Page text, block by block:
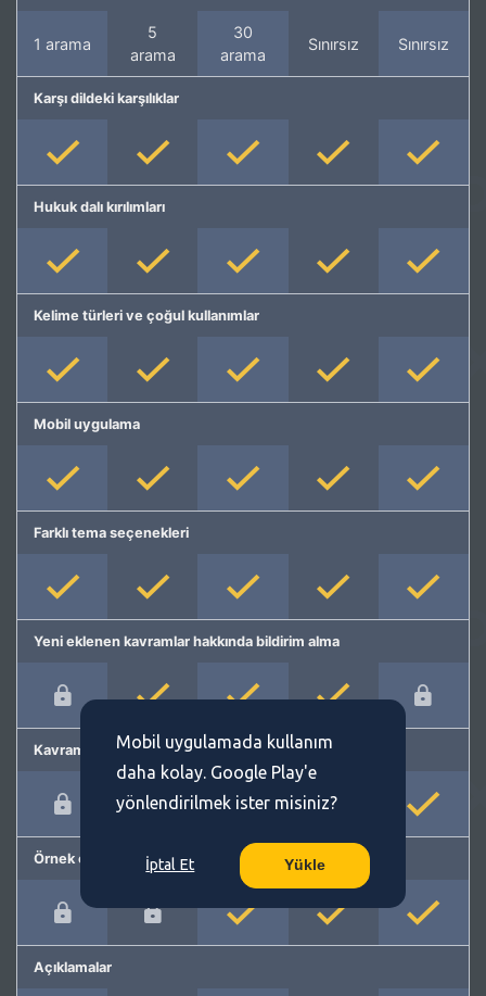
1 arama
5
arama
30
arama
Sınırsız Sınırsız
Karşı dildeki karşılıklar
Hukuk dalı kırılımları
Kelime türleri ve çoğul kullanımlar
Mobil uygulama
Farklı tema seçenekleri
Yeni eklenen kavramlar hakkında bildirim alma
Kavram önerme
Örnek cümleler
Açıklamalar
Mobil uygulamada kullanım
daha kolay. Google Play'e
yönlendirilmek ister misiniz?
İptal Et Yükle